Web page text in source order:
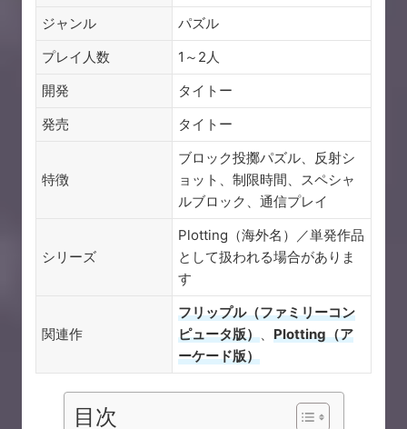
ジャンル
パズル
プレイ人数
1～2人
開発
タイトー
発売
タイトー
特徴
ブロック投擲パズル、反射シ
ョット、制限時間、スペシャ
ルブロック、通信プレイ
シリーズ
Plotting（海外名）／単発作品
として扱われる場合がありま
す
関連作
フリップル（ファミリーコン
ピュータ版）、 Plotting（ア
ーケード版）
目次